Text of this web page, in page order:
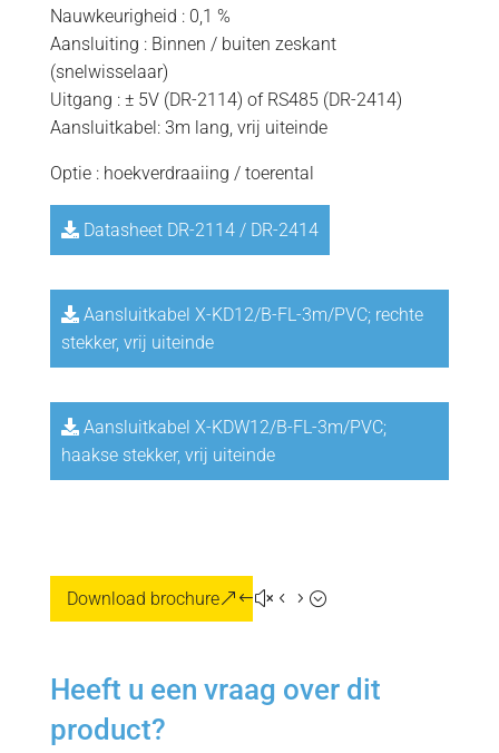
Nauwkeurigheid : 0,1 %
Aansluiting : Binnen / buiten zeskant
(snelwisselaar)
Uitgang : ± 5V (DR-2114) of RS485 (DR-2414)
Aansluitkabel: 3m lang, vrij uiteinde
Optie : hoekverdraaiing / toerental
Datasheet DR-2114 / DR-2414
Aansluitkabel X-KD12/B-FL-3m/PVC; rechte
stekker, vrij uiteinde
Aansluitkabel X-KDW12/B-FL-3m/PVC;
haakse stekker, vrij uiteinde
Download brochure
Heeft u een vraag over dit
product?